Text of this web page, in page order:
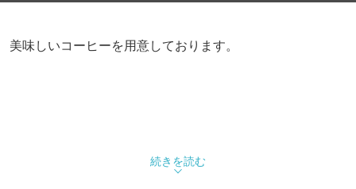
美味しいコーヒーを用意しております。
続きを読む